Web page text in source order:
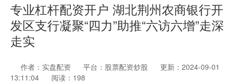
专业杠杆配资开户 湖北荆州农商银行开
发区支行凝聚“四力”助推“六访六增”走深
走实
作者：实盘配资 平台：股票配资炒股
更新：2024-09-01
13:11:04
阅读：198